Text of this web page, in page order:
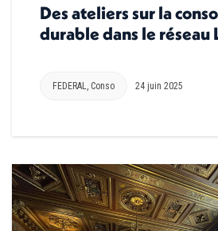
Des ateliers sur la
durable dans le réseau
FEDERAL, Conso 24 juin 2025